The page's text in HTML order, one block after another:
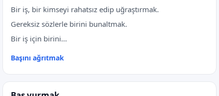
Bir iş, bir kimseyi rahatsız edip uğraştırmak.
Gereksiz sözlerle birini bunaltmak.
Bir iş için birini...
Başını ağrıtmak